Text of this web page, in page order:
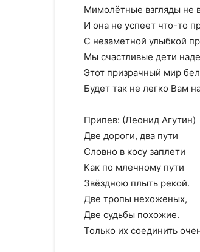
Мимолётные взгляды не
И она не успеет что-то
С незаметной улыбкой
Мы счастливые дети
Этот призрачный мир
Будет так не легко Вам
Припев: (Леонид Агутин)
Две дороги, два пути
Словно в косу заплети
Как по млечному пути
Звёздною плыть рекой.
Две тропы нехоженых,
Две судьбы похожие.
Только их соединить